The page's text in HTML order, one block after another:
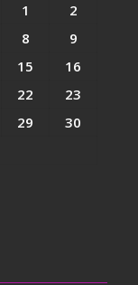
1
2
8
9
15
16
22
23
29
30